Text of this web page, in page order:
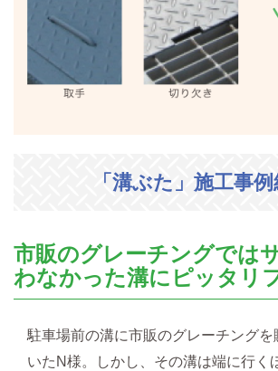
「溝ぶた」施工事
市販のグレーチングでは
わなかった溝にピッタリ
駐車場前の溝に市販のグレーチングを
いたN様。しかし、その溝は端に行く